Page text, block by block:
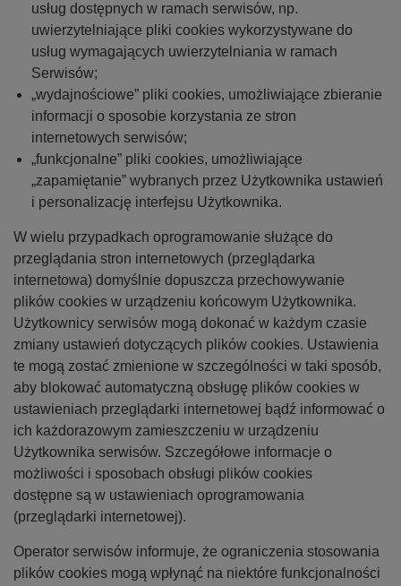
usług dostępnych w ramach serwisów, np.
uwierzytelniające pliki cookies wykorzystywane do
usług wymagających uwierzytelniania w ramach
Serwisów;
„wydajnościowe” pliki cookies, umożliwiające zbieranie
informacji o sposobie korzystania ze stron
internetowych serwisów;
„funkcjonalne” pliki cookies, umożliwiające
„zapamiętanie” wybranych przez Użytkownika ustawień
i personalizację interfejsu Użytkownika.
W wielu przypadkach oprogramowanie służące do
przeglądania stron internetowych (przeglądarka
internetowa) domyślnie dopuszcza przechowywanie
plików cookies w urządzeniu końcowym Użytkownika.
Użytkownicy serwisów mogą dokonać w każdym czasie
zmiany ustawień dotyczących plików cookies. Ustawienia
te mogą zostać zmienione w szczególności w taki sposób,
aby blokować automatyczną obsługę plików cookies w
ustawieniach przeglądarki internetowej bądź informować o
ich każdorazowym zamieszczeniu w urządzeniu
Użytkownika serwisów. Szczegółowe informacje o
możliwości i sposobach obsługi plików cookies
dostępne są w ustawieniach oprogramowania
(przeglądarki internetowej).
Operator serwisów informuje, że ograniczenia stosowania
plików cookies mogą wpłynąć na niektóre funkcjonalności